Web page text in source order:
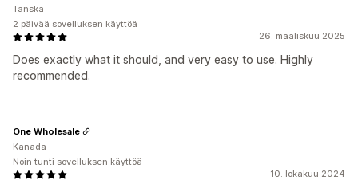
26. maaliskuu 2025
Does exactly what it should, and very easy to use. Highly
recommended.
Tanska
2 päivää sovelluksen käyttöä
10. lokakuu 2024
One Wholesale
Kanada
Noin tunti sovelluksen käyttöä